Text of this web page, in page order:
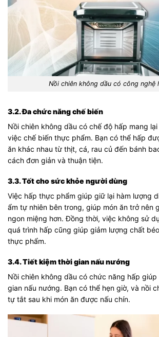
Nồi chiên không dầu có công nghệ
3.2. Đa chức năng chế biến
Nồi chiên không dầu có chế độ hấp mang
việc chế biến thực phẩm. Bạn có thể hấp
ăn khác nhau từ thịt, cá, rau củ đến bánh
cách đơn giản và thuận tiện.
3.3. Tốt cho sức khỏe người dùng
Việc hấp thực phẩm giúp giữ lại hàm lượng
ẩm tự nhiên bên trong, giúp món ăn trở nên
ngon miệng hơn. Đồng thời, việc không sử
quá trình hấp cũng giúp giảm lượng chất
thực phẩm.
3.4. Tiết kiệm thời gian nấu nướng
Nồi chiên không dầu có chức năng hấp
gian nấu nướng. Bạn có thể hẹn giờ, và nồi
tự tắt sau khi món ăn được nấu chín.